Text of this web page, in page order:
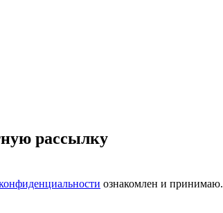
рассылку
ознакомлен и принимаю.